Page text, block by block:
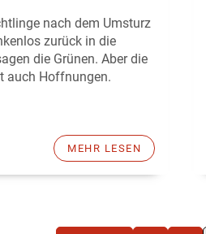
nach dem Umsturz
zurück in die
die Grünen. Aber die
auch Hoffnungen.
MEHR LESEN